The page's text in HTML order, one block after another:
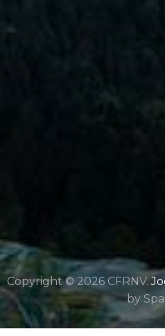
Copyright © 2026 CFRNV.
by